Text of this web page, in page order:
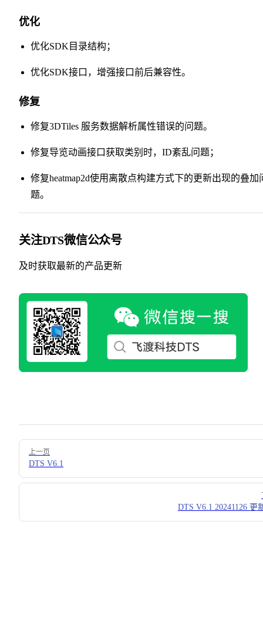
优化
优化SDK目录结构；
优化SDK接口，增强接口前后兼容性。
修复
修复3DTiles 服务数据解析属性错误的问题。
修复导览动画接口获取类别时，ID紊乱问题；
修复heatmap2d使用离散点构建方式下的更新出现的叠加
题。
关注DTS微信公众号
及时获取最新的产品更新
Pager
上一页
DTS V6.1
DTS V6.1 20241126 更